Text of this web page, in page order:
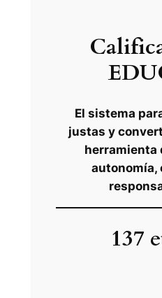
El sistema
justas y
herramienta
autonomía,
137